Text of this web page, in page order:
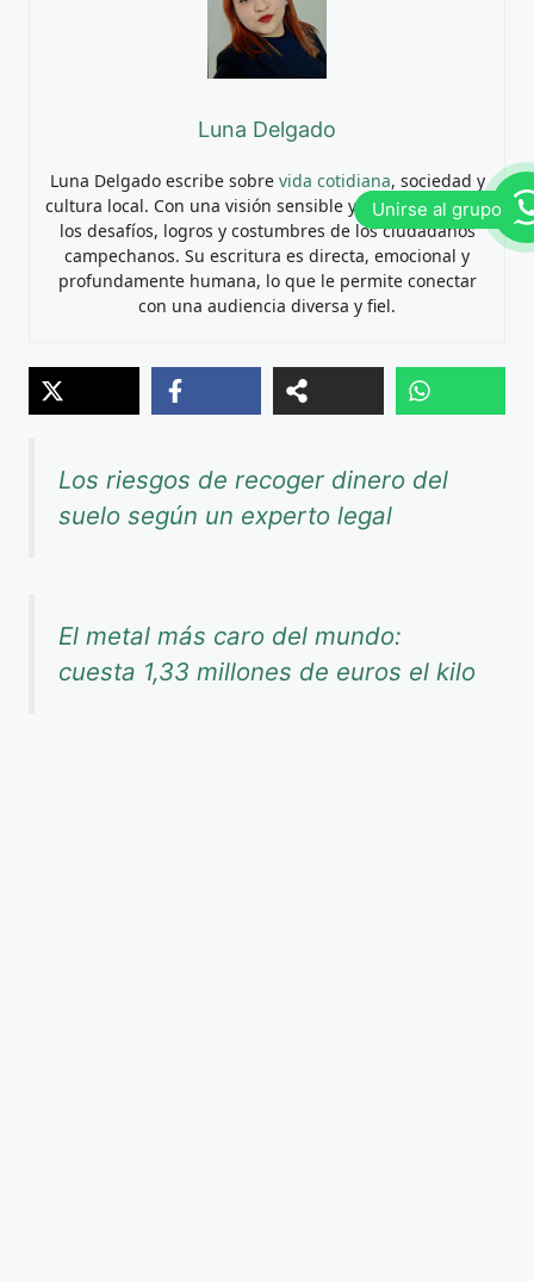
Luna Delgado
Luna Delgado escribe sobre vida cotidiana, sociedad y
cultura local. Con una visión sensible y cercana, retrata
los desafíos, logros y costumbres de los ciudadanos
campechanos. Su escritura es directa, emocional y
profundamente humana, lo que le permite conectar
con una audiencia diversa y fiel.
Los riesgos de recoger dinero del
suelo según un experto legal
El metal más caro del mundo:
cuesta 1,33 millones de euros el kilo